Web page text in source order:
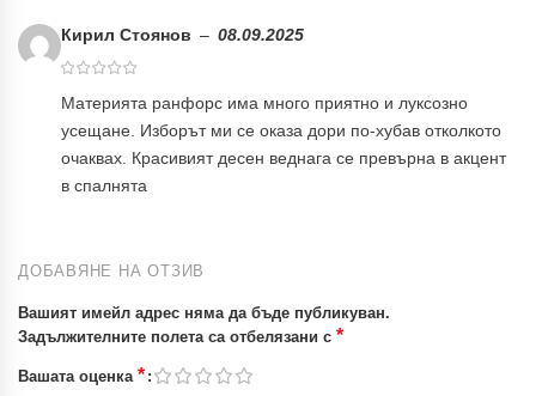
Кирил Стоянов – 08.09.2025
Материята ранфорс има много приятно и луксозно
усещане. Изборът ми се оказа дори по-хубав отколкото
очаквах. Красивият десен веднага се превърна в акцент
в спалнята
ДОБАВЯНЕ НА ОТЗИВ
Вашият имейл адрес няма да бъде публикуван.
Задължителните полета са отбелязани с *
Вашата оценка *